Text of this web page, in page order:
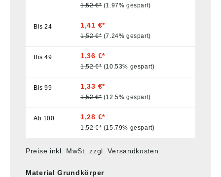
1,52 €* (1.97% gespart)
Bis24 1,41 €*
1,52 €* (7.24% gespart)
Bis49 1,36 €*
1,52 €* (10.53% gespart)
Bis99 1,33 €*
1,52 €* (12.5% gespart)
Ab 100 1,28 €*
1,52 €* (15.79% gespart)
Preise inkl. MwSt. zzgl. Versandkosten
Material Grundkörper